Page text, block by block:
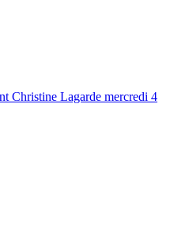
Christine Lagarde mercredi 4